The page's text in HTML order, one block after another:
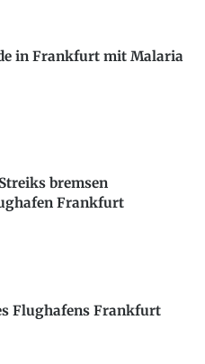
in Frankfurt mit Malaria
bremsen
Frankfurt
Flughafens Frankfurt